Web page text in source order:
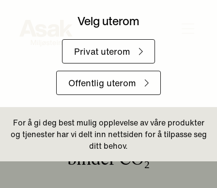
Belegningsstein som
binder CO₂